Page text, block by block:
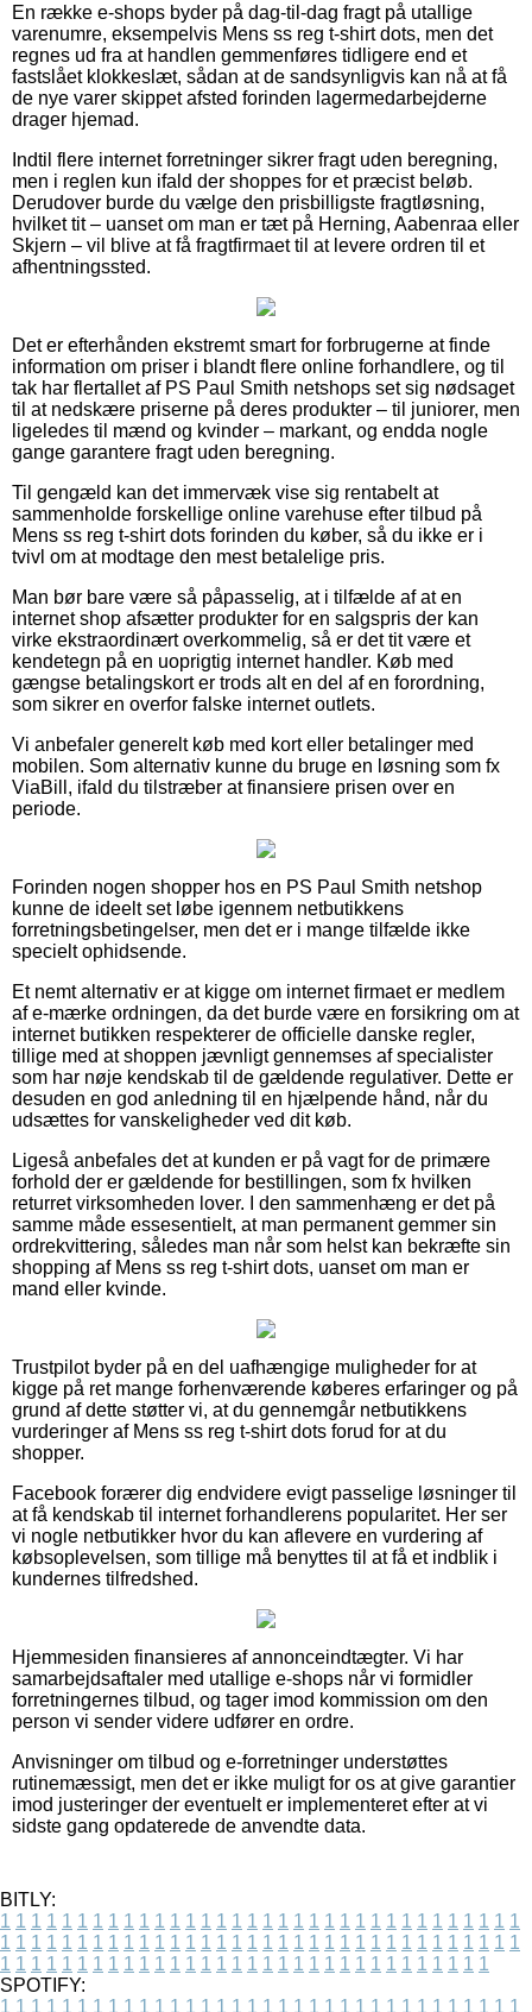
En række e-shops byder på dag-til-dag fragt på utallige
varenumre, eksempelvis Mens ss reg t-shirt dots, men det
regnes ud fra at handlen gemmenføres tidligere end et
fastslået klokkeslæt, sådan at de sandsynligvis kan nå at få
de nye varer skippet afsted forinden lagermedarbejderne
drager hjemad.
Indtil flere internet forretninger sikrer fragt uden beregning,
men i reglen kun ifald der shoppes for et præcist beløb.
Derudover burde du vælge den prisbilligste fragtløsning,
hvilket tit – uanset om man er tæt på Herning, Aabenraa eller
Skjern – vil blive at få fragtfirmaet til at levere ordren til et
afhentningssted.
Det er efterhånden ekstremt smart for forbrugerne at finde
information om priser i blandt flere online forhandlere, og til
tak har flertallet af PS Paul Smith netshops set sig nødsaget
til at nedskære priserne på deres produkter – til juniorer, men
ligeledes til mænd og kvinder – markant, og endda nogle
gange garantere fragt uden beregning.
Til gengæld kan det immervæk vise sig rentabelt at
sammenholde forskellige online varehuse efter tilbud på
Mens ss reg t-shirt dots forinden du køber, så du ikke er i
tvivl om at modtage den mest betalelige pris.
Man bør bare være så påpasselig, at i tilfælde af at en
internet shop afsætter produkter for en salgspris der kan
virke ekstraordinært overkommelig, så er det tit være et
kendetegn på en uoprigtig internet handler. Køb med
gængse betalingskort er trods alt en del af en forordning,
som sikrer en overfor falske internet outlets.
Vi anbefaler generelt køb med kort eller betalinger med
mobilen. Som alternativ kunne du bruge en løsning som fx
ViaBill, ifald du tilstræber at finansiere prisen over en
periode.
Forinden nogen shopper hos en PS Paul Smith netshop
kunne de ideelt set løbe igennem netbutikkens
forretningsbetingelser, men det er i mange tilfælde ikke
specielt ophidsende.
Et nemt alternativ er at kigge om internet firmaet er medlem
af e-mærke ordningen, da det burde være en forsikring om at
internet butikken respekterer de officielle danske regler,
tillige med at shoppen jævnligt gennemses af specialister
som har nøje kendskab til de gældende regulativer. Dette er
desuden en god anledning til en hjælpende hånd, når du
udsættes for vanskeligheder ved dit køb.
Ligeså anbefales det at kunden er på vagt for de primære
forhold der er gældende for bestillingen, som fx hvilken
returret virksomheden lover. I den sammenhæng er det på
samme måde essesentielt, at man permanent gemmer sin
ordrekvittering, således man når som helst kan bekræfte sin
shopping af Mens ss reg t-shirt dots, uanset om man er
mand eller kvinde.
Trustpilot byder på en del uafhængige muligheder for at
kigge på ret mange forhenværende køberes erfaringer og på
grund af dette støtter vi, at du gennemgår netbutikkens
vurderinger af Mens ss reg t-shirt dots forud for at du
shopper.
Facebook forærer dig endvidere evigt passelige løsninger til
at få kendskab til internet forhandlerens popularitet. Her ser
vi nogle netbutikker hvor du kan aflevere en vurdering af
købsoplevelsen, som tillige må benyttes til at få et indblik i
kundernes tilfredshed.
Hjemmesiden finansieres af annonceindtægter. Vi har
samarbejdsaftaler med utallige e-shops når vi formidler
forretningernes tilbud, og tager imod kommission om den
person vi sender videre udfører en ordre.
Anvisninger om tilbud og e-forretninger understøttes
rutinemæssigt, men det er ikke muligt for os at give garantier
imod justeringer der eventuelt er implementeret efter at vi
sidste gang opdaterede de anvendte data.
BITLY:
1 1 1 1 1 1 1 1 1 1 1 1 1 1 1 1 1 1 1 1 1 1 1 1 1 1 1 1 1 1 1 1 1 1
1 1 1 1 1 1 1 1 1 1 1 1 1 1 1 1 1 1 1 1 1 1 1 1 1 1 1 1 1 1 1 1 1 1
1 1 1 1 1 1 1 1 1 1 1 1 1 1 1 1 1 1 1 1 1 1 1 1 1 1 1 1 1 1 1 1
SPOTIFY:
1 1 1 1 1 1 1 1 1 1 1 1 1 1 1 1 1 1 1 1 1 1 1 1 1 1 1 1 1 1 1 1 1 1